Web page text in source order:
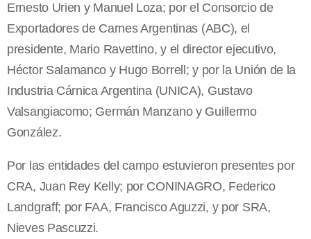
Ernesto Urien y Manuel Loza; por el Consorcio de
Exportadores de Carnes Argentinas (ABC), el
presidente, Mario Ravettino, y el director ejecutivo,
Héctor Salamanco y Hugo Borrell; y por la Unión de la
Industria Cárnica Argentina (UNICA), Gustavo
Valsangiacomo; Germán Manzano y Guillermo
González.
Por las entidades del campo estuvieron presentes por
CRA, Juan Rey Kelly; por CONINAGRO, Federico
Landgraff; por FAA, Francisco Aguzzi, y por SRA,
Nieves Pascuzzi.